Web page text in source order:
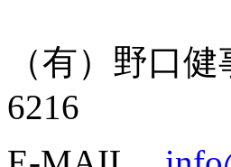
（有）野口
6216